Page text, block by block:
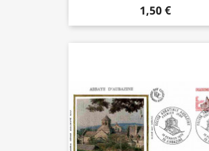
1,50 €